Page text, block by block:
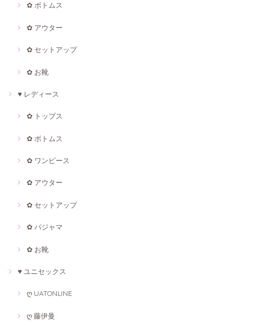
✿ ボトムス
✿ アウター
✿ セットアップ
✿ お靴
♥ レディース
✿ トップス
✿ ボトムス
✿ ワンピース
✿ アウター
✿ セットアップ
✿ パジャマ
✿ お靴
♥ ユニセックス
ღ UATONLINE
ღ 藤伊曼